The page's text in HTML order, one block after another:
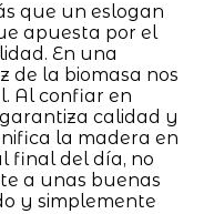
que un eslogan
apuesta por el
En una
de la biomasa nos
Al confiar en
calidad y
la madera en
final del día, no
a unas buenas
y simplemente